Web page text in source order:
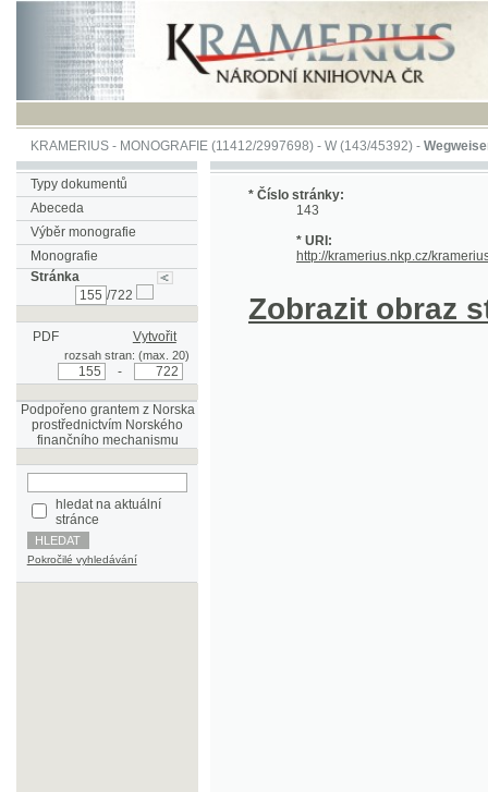
KRAMERIUS-MONOGRAFIE(11412/2997698) -W (143/45392)-Wegweiser durch
Typy dokumentů
Abeceda
Výběr monografie
Monografie
Stránka
/722
PDF Vytvořit
rozsah stran: (max. 20)
Podpořeno grantem z Norska
prostřednictvím Norského
finančního mechanismu
stránce
Pokročilé vyhledávání
* Číslo stránky:
143
* URI:
http://kramerius.nkp.cz/kramerius/